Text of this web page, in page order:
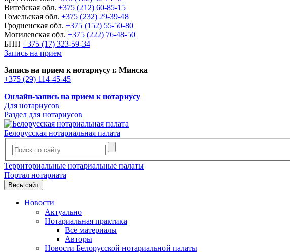
Витебская обл. +375 (212) 60-85-15
Гомельская обл. +375 (232) 29-39-48
Гродненская обл. +375 (152) 55-50-80
Могилевская обл. +375 (222) 76-48-50
БНП +375 (17) 323-59-34
Запись на прием
Запись на прием к нотариусу г. Минска
+375 (29) 114-45-45
Онлайн-запись на прием к нотариусу
Для нотариусов
Раздел для нотариусов
Белорусская нотариальная палата
Территориальные нотариальные палаты
Портал нотариата
Весь сайт
Новости
Актуально
Нотариальная практика
Все материалы
Авторы
Новости Белорусской нотариальной палаты